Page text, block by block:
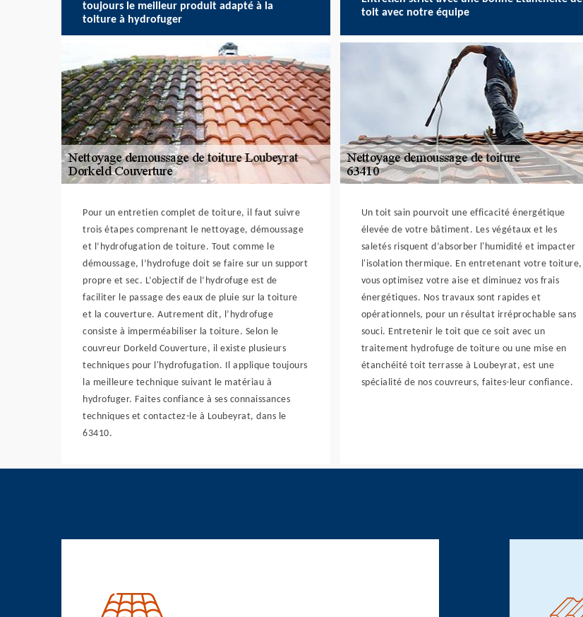
toujours le meilleur produit adapté à la
toiture à hydrofuger
Pour un entretien complet de toiture, il faut suivre
trois étapes comprenant le nettoyage, démoussage
et l’hydrofugation de toiture. Tout comme le
démoussage, l’hydrofuge doit se faire sur un support
propre et sec. L’objectif de l’hydrofuge est de
faciliter le passage des eaux de pluie sur la toiture
et la couverture. Autrement dit, l’hydrofuge
consiste à imperméabiliser la toiture. Selon le
couvreur Dorkeld Couverture, il existe plusieurs
techniques pour l'hydrofugation. Il applique toujours
la meilleure technique suivant le matériau à
hydrofuger. Faites confiance à ses connaissances
techniques et contactez-le à Loubeyrat, dans le
63410.
toit avec notre équipe
Un toit sain pourvoit une efficacité énergétique
élevée de votre bâtiment. Les végétaux et les
saletés risquent d’absorber l'humidité et impacter
l'isolation thermique. En entretenant votre toiture,
vous optimisez votre aise et diminuez vos frais
énergétiques. Nos travaux sont rapides et
opérationnels, pour un résultat irréprochable sans
souci. Entretenir le toit que ce soit avec un
traitement hydrofuge de toiture ou une mise en
étanchéité toit terrasse à Loubeyrat, est une
spécialité de nos couvreurs, faites-leur confiance.